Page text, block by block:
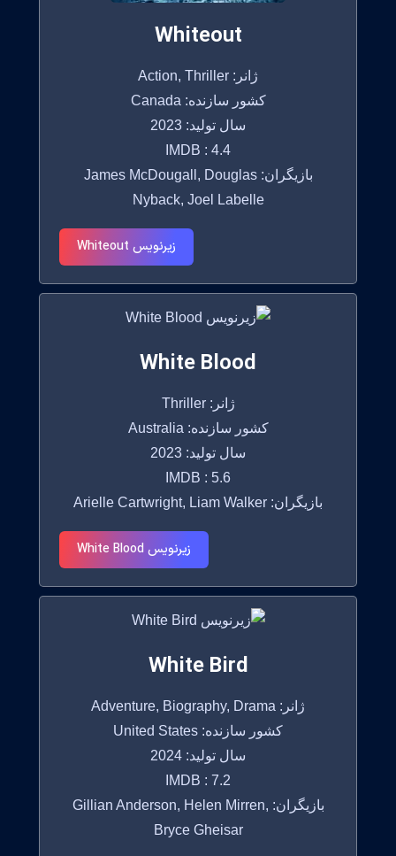
Whiteout
ژانر: Action, Thriller
کشور سازنده: Canada
سال تولید: 2023
IMDB : 4.4
بازیگران: James McDougall, Douglas
Nyback, Joel Labelle
زیرنویس Whiteout
White Blood
ژانر: Thriller
کشور سازنده: Australia
سال تولید: 2023
IMDB : 5.6
بازیگران: Arielle Cartwright, Liam Walker
زیرنویس White Blood
White Bird
ژانر: Adventure, Biography, Drama
کشور سازنده: United States
سال تولید: 2024
IMDB : 7.2
بازیگران: Gillian Anderson, Helen Mirren,
Bryce Gheisar